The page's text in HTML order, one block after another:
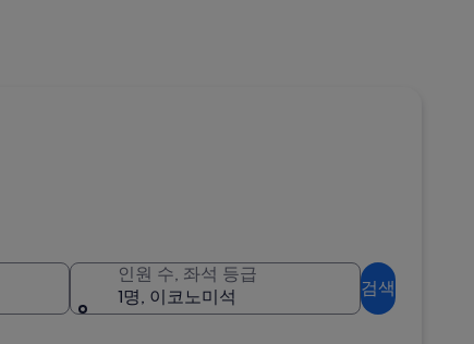
인원 수, 좌석 등급
1명, 이코노미석
검색